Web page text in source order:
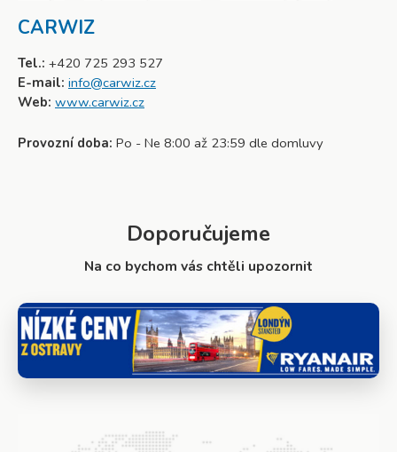
CARWIZ
Tel.: +420 725 293 527
E-mail: info@carwiz.cz
Web: www.carwiz.cz
Provozní doba: Po - Ne 8:00 až 23:59 dle domluvy
Doporučujeme
Na co bychom vás chtěli upozornit